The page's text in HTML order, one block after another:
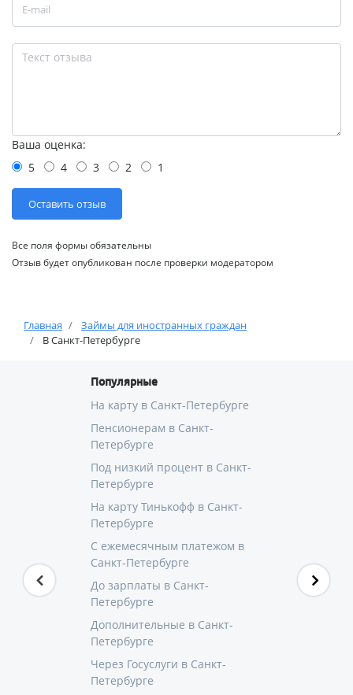
Ваша оценка:
5
4 3 2 1
Все поля формы обязательны
Отзыв будет опубликован после проверки модератором
Главная
Займы для иностранных граждан
В Санкт-Петербурге
Популярные
На карту в Санкт-Петербурге
Пенсионерам в Санкт-
Петербурге
Под низкий процент в Санкт-
Петербурге
На карту Тинькофф в Санкт-
Петербурге
С ежемесячным платежом в
Санкт-Петербурге
До зарплаты в Санкт-
Петербурге
Дополнительные в Санкт-
Петербурге
Через Госуслуги в Санкт-
Петербурге